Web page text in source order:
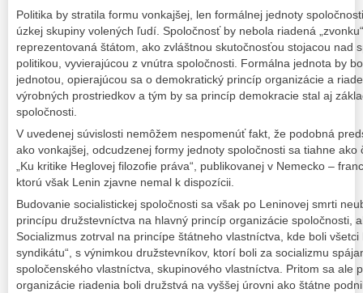
Politika by stratila formu vonkajšej, len formálnej jednoty
úzkej skupiny volených ľudí. Spoločnosť by nebola riadená
reprezentovaná štátom, ako zvláštnou skutočnosťou stojacou nad
politikou, vyvierajúcou z vnútra spoločnosti. Formálna jednota by
jednotou, opierajúcou sa o demokratický princíp organizácie a
výrobných prostriedkov a tým by sa princíp demokracie stal aj
spoločnosti.
V uvedenej súvislosti nemôžem nespomenúť fakt, že podobná
ako vonkajšej, odcudzenej formy jednoty spoločnosti sa tiahne
„Ku kritike Heglovej filozofie práva“, publikovanej v Nemecko –
ktorú však Lenin zjavne nemal k dispozícii.
Budovanie socialistickej spoločnosti sa však po Leninovej smrti
princípu družstevníctva na hlavný princíp organizácie spoločnosti,
Socializmus zotrval na princípe štátneho vlastníctva, kde boli
syndikátu“, s výnimkou družstevníkov, ktorí boli za socializmu
spoločenského vlastníctva, skupinového vlastníctva. Pritom sa ale
organizácie riadenia boli družstvá na vyššej úrovni ako štátne